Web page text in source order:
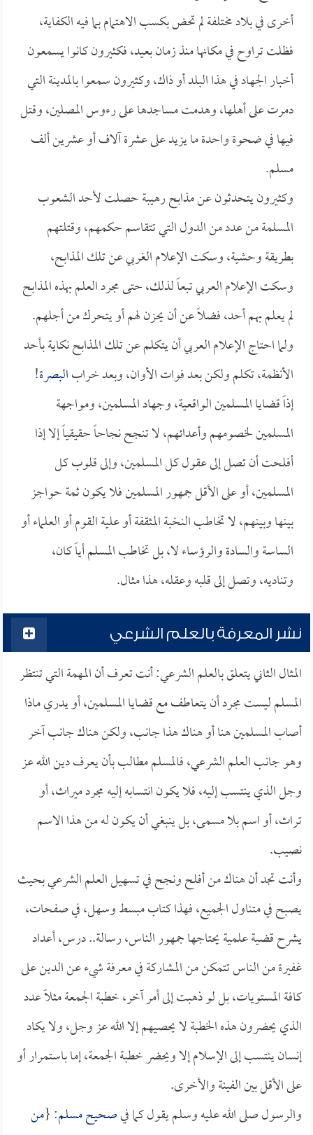
أخرى في بلاد مختلفة لم تحض بكسب الاهتمام بما فيه الكفاية،
فظلت تراوح في مكانها منذ زمان بعيد، فكثيرون كانوا يسمعون
أخبار الجهاد في هذا البلد أو ذاك، وكثيرون سمعوا بالمدينة التي
دمرت على أهلها، وهدمت مساجدها على رءوس المصلين، وقتل
فيها في ضحوة واحدة ما يزيد على عشرة آلاف أو عشرين ألف
مسلم.
وكثيرون يتحدثون عن مذابح رهيبة حصلت لأحد الشعوب
المسلمة من عدد من الدول التي تتقاسم حكمهم، وقتلتهم
بطريقة وحشية، وسكت الإعلام الغربي عن تلك المذابح،
وسكت الإعلام العربي تبعاً لذلك، حتى مجرد العلم بهذه المذابح
لم يعلم بهم أحد، فضلاً عن أن يحزن لهم أو يتحرك من أجلهم.
ولما احتاج الإعلام العربي أن يتكلم عن تلك المذابح نكاية بأحد
الأنظمة، تكلم ولكن بعد فوات الأوان، وبعد خرابالبصرة!
إذاً قضايا المسلمين الواقعية، وجهاد المسلمين، ومواجهة
المسلمين لخصومهم وأعدائهم، لا تنجح نجاحاً حقيقياً إلا إذا
أفلحت أن تصل إلى عقول كل المسلمين، وإلى قلوب كل
المسلمين، أو على الأقل جمهور المسلمين فلا يكون ثمة حواجز
بينها وبينهم، لا تخاطب النخبة المثقفة أو علية القوم أو العلماء أو
الساسة والسادة والرؤساء لا، بل تخاطب المسلم أياً كان،
وتناديه، وتصل إلى قلبه وعقله، هذا مثال.
نشر المعرفة بالعلم الشرعي
المثال الثاني يتعلق بالعلم الشرعي: أنت تعرف أن المهمة التي تنتظر
المسلم ليست مجرد أن يتعاطف مع قضايا المسلمين، أو يدري ماذا
أصاب المسلمين هنا أو هناك هذا جانب، ولكن هناك جانب آخر
وهو جانب العلم الشرعي، فالمسلم مطالب بأن يعرف دين الله عز
وجل الذي ينتسب إليه، فلا يكون انتسابه إليه مجرد ميراث، أو
تراث، أو اسم بلا مسمى، بل ينبغي أن يكون له من هذا الاسم
نصيب.
وأنت تجد أن هناك من أفلح ونجح في تسهيل العلم الشرعي بحيث
يصبح في متناول الجميع، فهذا كتاب مبسط وسهل، في صفحات،
يشرح قضية علمية يحتاجها جمهور الناس، رسالة.. درس، أعداد
غفيرة من الناس تتمكن من المشاركة في معرفة شيء عن الدين على
كافة المستويات، بل لو ذهبت إلى أمر آخر، خطبة الجمعة مثلاً عدد
الذي يحضرون هذه الخطبة لا يحصيهم إلا الله عز وجل، ولا يكاد
إنسان ينتسب إلى الإسلام إلا ويحضر خطبة الجمعة، إما باستمرار أو
على الأقل بين الفينة والأخرى.
والرسول صلى الله عليه وسلم يقول كما فيصحيح مسلم: {من